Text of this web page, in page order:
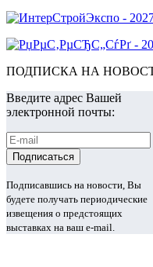
ПОДПИСКА НА
Введите адрес Вашей
электронной почты:
Подписавшись на новости, Вы
будете получать периодические
извещения о предстоящих
выставках на ваш e-mail.